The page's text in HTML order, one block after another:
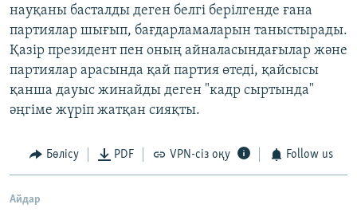
науқаны басталды деген белгі берілгенде ғана
партиялар шығып, бағдарламаларын таныстырады.
Қазір президент пен оның айналасындағылар және
партиялар арасында қай партия өтеді, қайсысы
қанша дауыс жинайды деген "кадр сыртында"
әңгіме жүріп жатқан сияқты.
Бөлісу PDF VPN-сіз оқу Follow us
Айдар